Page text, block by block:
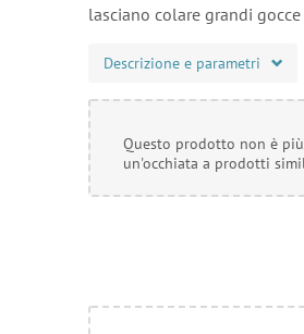
lasciano colare grandi
Descrizione e parametri
Questo prodotto non è
un'occhiata a prodotti